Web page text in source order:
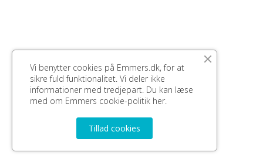
Vi benytter cookies på Emmers.dk, for at
sikre fuld funktionalitet. Vi deler ikke
informationer med tredjepart. Du kan læse
med om Emmers cookie-politik her.
Tillad cookies